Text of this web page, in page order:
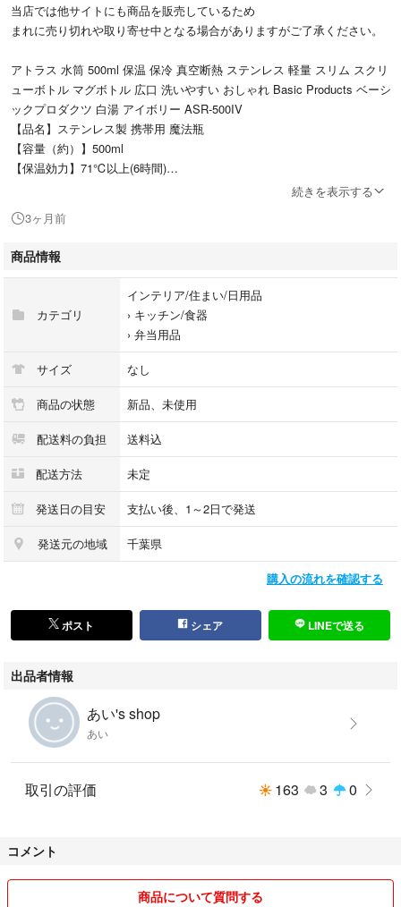
当店では他サイトにも商品を販売しているため
まれに売り切れや取り寄せ中となる場合がありますがご了承ください。
アトラス 水筒 500ml 保温 保冷 真空断熱 ステンレス 軽量 スリム スクリ
ューボトル マグボトル 広口 洗いやすい おしゃれ Basic Products ベーシ
ックプロダクツ 白湯 アイボリー ASR-500IV
【品名】ステンレス製 携帯用 魔法瓶
【容量（約）】500ml
【保温効力】71℃以上(6時間)
【口径(約)】Φ42mm
【重量(約)】235g
内瓶/口金：ステンレス鋼、 胴部：ステンレス鋼(アクリル樹脂塗装)、 ふ
3367B0FPQNLRLM9360
続きを表示する
3ヶ月前
商品情報
カテゴリ
インテリア/住まい/日用品
› キッチン/食器
› 弁当用品
サイズ なし
商品の状態 新品、未使用
配送料の負担 送料込
配送方法 未定
発送日の目安 支払い後、1～2日で発送
発送元の地域 千葉県
購入の流れを確認する
ポスト シェア LINEで送る
出品者情報
あい's shop
あい
取引の評価 163 3 0
コメント
商品について質問する